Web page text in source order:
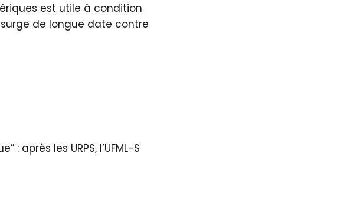
est utile à condition
de longue date contre
après les URPS, l’UFML-S